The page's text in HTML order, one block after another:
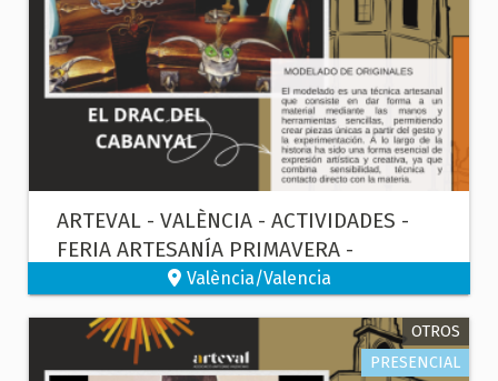
ARTEVAL - VALÈNCIA - ACTIVIDADES -
FERIA ARTESANÍA PRIMAVERA -
MODELADO CON PASTA DE PAPEL
València/Valencia
OTROS
PRESENCIAL